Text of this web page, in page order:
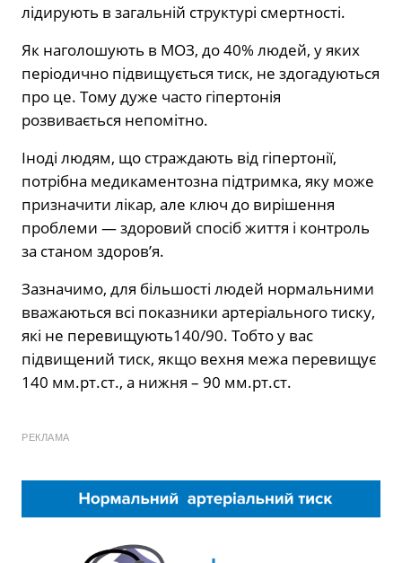
лідирують в загальній структурі смертності.
Як наголошують в МОЗ, до 40% людей, у яких
періодично підвищується тиск, не здогадуються
про це. Тому дуже часто гіпертонія
розвивається непомітно.
Іноді людям, що страждають від гіпертонії,
потрібна медикаментозна підтримка, яку може
призначити лікар, але ключ до вирішення
проблеми — здоровий спосіб життя і контроль
за станом здоров’я.
Зазначимо, для більшості людей нормальними
вважаються всі показники артеріального тиску,
які не перевищують140/90. Тобто у вас
підвищений тиск, якщо вехня межа перевищує
140 мм.рт.ст., а нижня – 90 мм.рт.ст.
РЕКЛАМА